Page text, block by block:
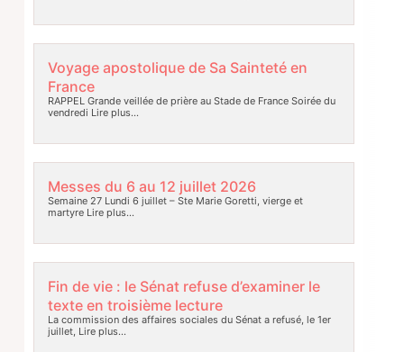
Voyage apostolique de Sa Sainteté en
France
RAPPEL Grande veillée de prière au Stade de France Soirée du
vendredi Lire plus…
Messes du 6 au 12 juillet 2026
Semaine 27 Lundi 6 juillet – Ste Marie Goretti, vierge et
martyreLire plus…
Fin de vie : le Sénat refuse d’examiner le
texte en troisième lecture
La commission des affaires sociales du Sénat a refusé, le 1er
juillet, Lire plus…